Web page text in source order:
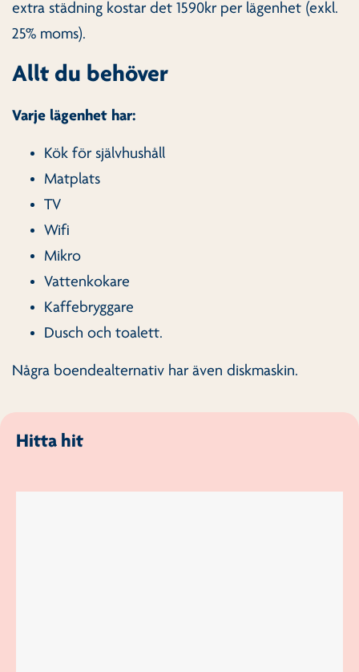
extra städning kostar det 1590kr per lägenhet (exkl.
25% moms).
Allt du behöver
Varje lägenhet har:
Kök för självhushåll
Matplats
TV
Wifi
Mikro
Vattenkokare
Kaffebryggare
Dusch och toalett.
Några boendealternativ har även diskmaskin.
Hitta hit